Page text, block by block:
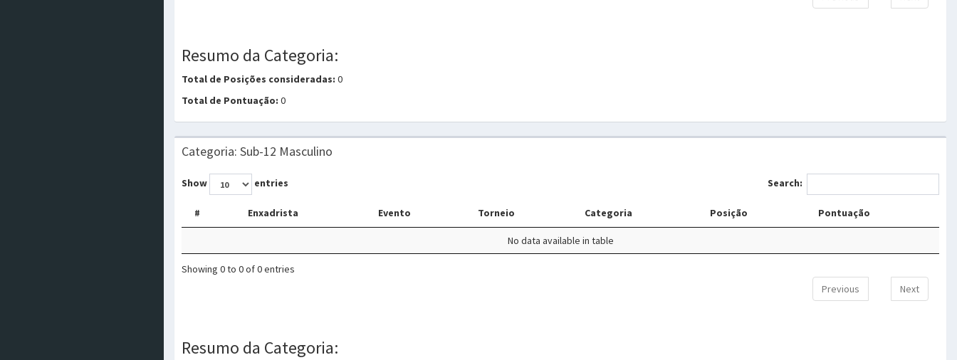
Resumo da Categoria:
Total de Posições consideradas: 0
Total de Pontuação: 0
Categoria: Sub-12 Masculino
Show entries Search:
# Enxadrista Evento Torneio Categoria Posição Pontuação
No data available in table
Showing 0 to 0 of 0 entries
Previous
Next
Resumo da Categoria: